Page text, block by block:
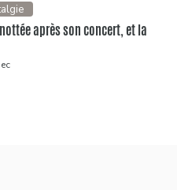
après son concert, et la